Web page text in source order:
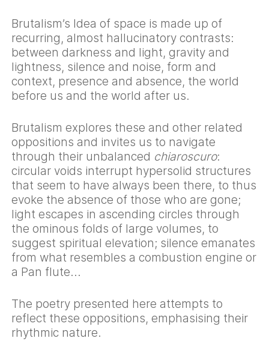
Brutalism’s Idea of space is made up of
recurring, almost hallucinatory contrasts:
between darkness and light, gravity and
lightness, silence and noise, form and
context, presence and absence, the world
before us and the world after us.
Brutalism explores these and other related
oppositions and invites us to navigate
through their unbalanced chiaroscuro:
circular voids interrupt hypersolid structures
that seem to have always been there, to thus
evoke the absence of those who are gone;
light escapes in ascending circles through
the ominous folds of large volumes, to
suggest spiritual elevation; silence emanates
from what resembles a combustion engine or
a Pan flute...
The poetry presented here attempts to
reflect these oppositions, emphasising their
rhythmic nature.